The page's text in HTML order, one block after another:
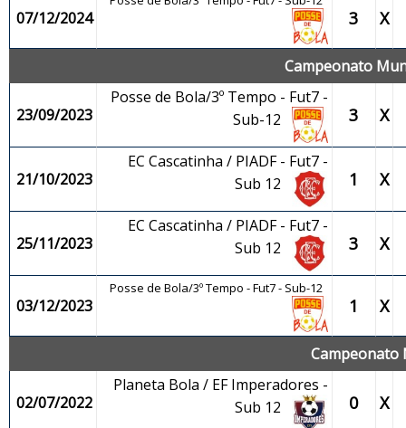
07/12/2024 3 X
Campeonato
23/09/2023
Posse de Bola/3º Tempo - Fut7 -
Sub-12
3 X
21/10/2023
EC Cascatinha / PIADF - Fut7 -
Sub 12
1 X
25/11/2023
EC Cascatinha / PIADF - Fut7 -
Sub 12
3 X
03/12/2023
Posse de Bola/3º Tempo - Fut7 - Sub-12
1 X
Campeonato
02/07/2022
Planeta Bola / EF Imperadores -
Sub 12
0 X